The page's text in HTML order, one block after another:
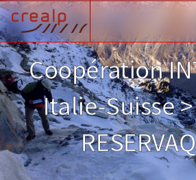
Coopération
Italie-Suisse